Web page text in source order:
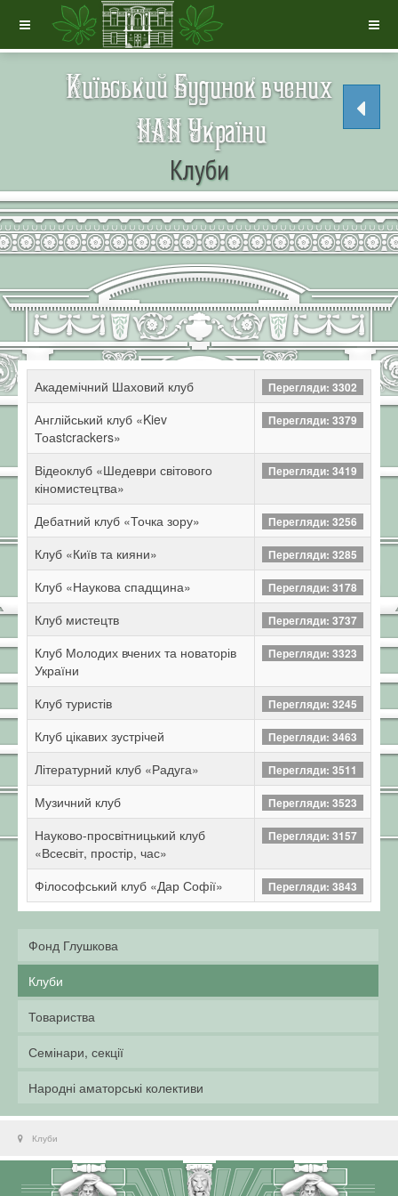
Клуби
Академічний Шаховий клуб Перегляди: 3302
Англійський клуб «Kiev
Тоаstcrackers»
Перегляди: 3379
Відеоклуб «Шедеври світового
кіномистецтва»
Перегляди: 3419
Дебатний клуб «Точка зору» Перегляди: 3256
Клуб «Київ та кияни» Перегляди: 3285
Клуб «Наукова спадщина» Перегляди: 3178
Клуб мистецтв Перегляди: 3737
Клуб Молодих вчених та новаторів
України
Перегляди: 3323
Клуб туристів Перегляди: 3245
Клуб цікавих зустрічей Перегляди: 3463
Літературний клуб «Радуга» Перегляди: 3511
Музичний клуб Перегляди: 3523
Науково-просвітницький клуб
«Всесвіт, простір, час»
Перегляди: 3157
Філософський клуб «Дар Софії» Перегляди: 3843
Фонд Глушкова
Клуби
Товариства
Семінари, секції
Народні аматорські колективи
Клуби